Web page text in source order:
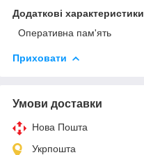
Додаткові характеристики
Оперативна пам'ять
Приховати
Умови доставки
Нова Пошта
Укрпошта